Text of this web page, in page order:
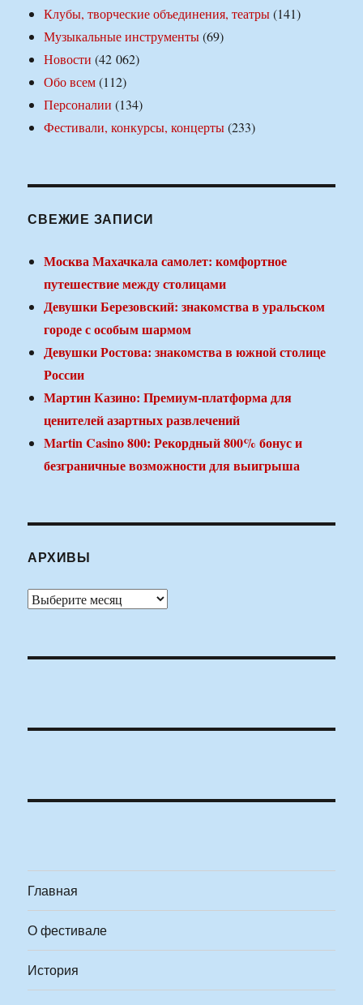
Клубы, творческие объединения, театры(141)
Музыкальные инструменты(69)
Новости (42 062)
Обо всем(112)
Персоналии (134)
Фестивали, конкурсы, концерты(233)
СВЕЖИЕ ЗАПИСИ
Москва Махачкала самолет: комфортное
путешествие между столицами
Девушки Березовский: знакомства в уральском
городе с особым шармом
Девушки Ростова: знакомства в южной столице
России
Мартин Казино: Премиум-платформа для
ценителей азартных развлечений
Martin Casino 800: Рекордный 800% бонус и
безграничные возможности для выигрыша
АРХИВЫ
Архивы
Главная
О фестивале
История